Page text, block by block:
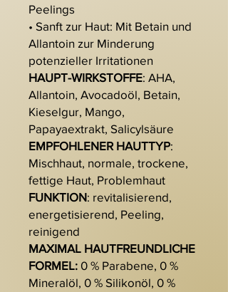
Peelings
• Sanft zur Haut: Mit Betain und
Allantoin zur Minderung
potenzieller Irritationen
HAUPT-WIRKSTOFFE: AHA,
Allantoin, Avocadoöl, Betain,
Kieselgur, Mango,
Papayaextrakt, Salicylsäure
EMPFOHLENER HAUTTYP:
Mischhaut, normale, trockene,
fettige Haut, Problemhaut
FUNKTION: revitalisierend,
energetisierend, Peeling,
reinigend
MAXIMAL HAUTFREUNDLICHE
FORMEL: 0 % Parabene, 0 %
Mineralöl, 0 % Silikonöl, 0 %